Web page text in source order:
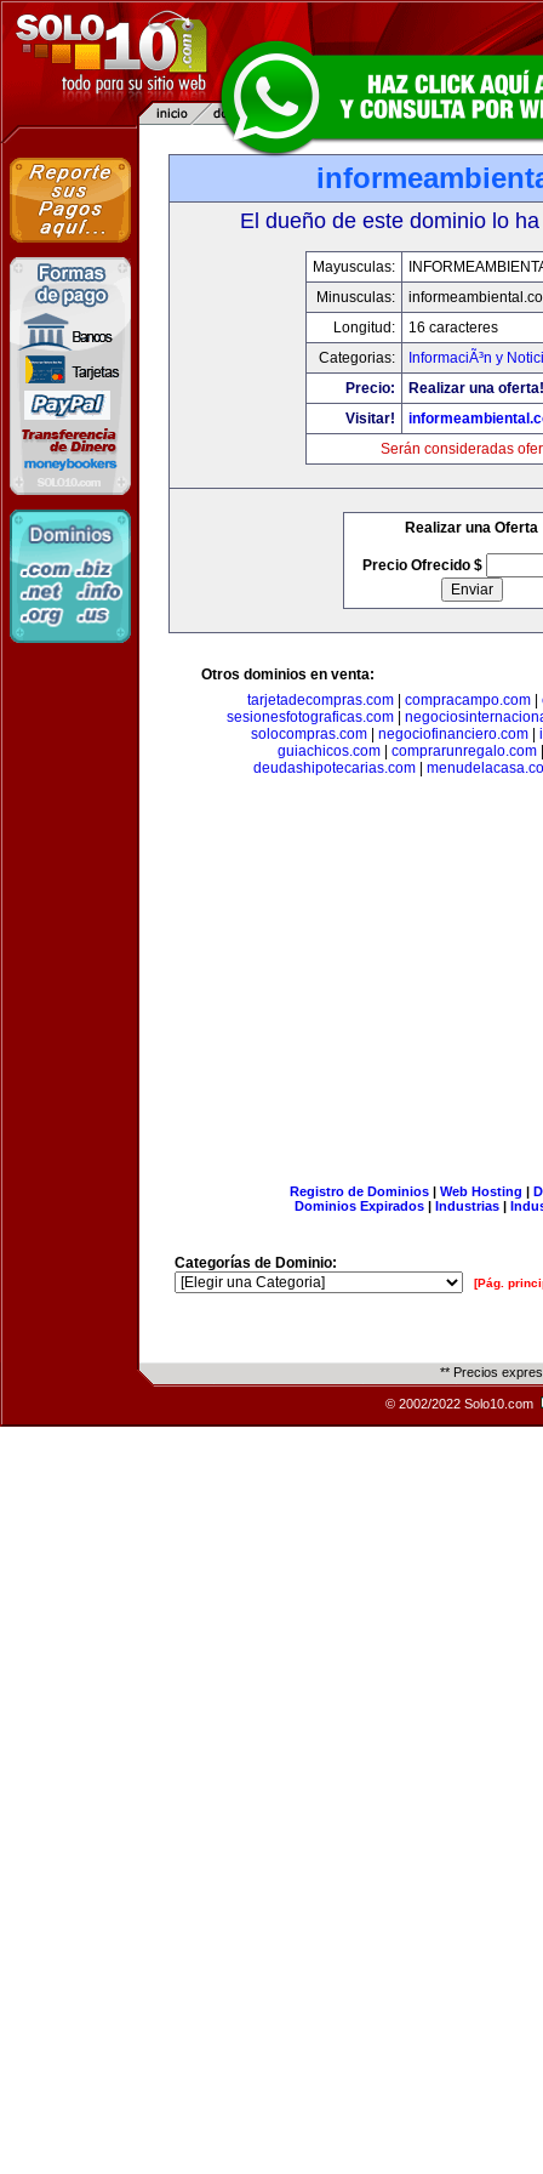
El dueño de este dominio lo
Mayusculas:
Minusculas:
Longitud:
16 caracteres
Categorias:
InformaciÃ³n y
Precio:
Realizar una oferta!
Visitar!
Serán consideradas
Realizar una Oferta
Precio Ofrecido $
Otros dominios en venta:
tarjetadecompras.com
compracampo.com
sesionesfotograficas.com
solocompras.com| negociofinanciero.com|
guiachicos.com
comprarunregalo.com
deudashipotecarias.com|
Registro de Dominios| Web Hosting |
Dominios Expirados | Industrias |
Categorías de Dominio:
[Pág.
** Precios
© 2002/2022 Solo10.com